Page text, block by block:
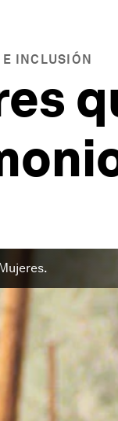
INCLUSIÓN